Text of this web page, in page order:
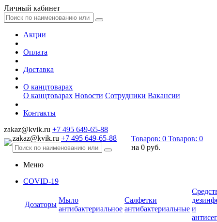
Личный кабинет
Акции
Оплата
Доставка
О канцтоварах
О канцтоварах Новости Сотрудники Вакансии
Контакты
zakaz@kvik.ru +7 495 649-65-88
zakaz@kvik.ru +7 495 649-65-88 Товаров: 0 Товаров: 0
на 0 руб.
Меню
COVID-19
Дозаторы
Мыло
антибактериальное
Салфетки
антибактериальные и